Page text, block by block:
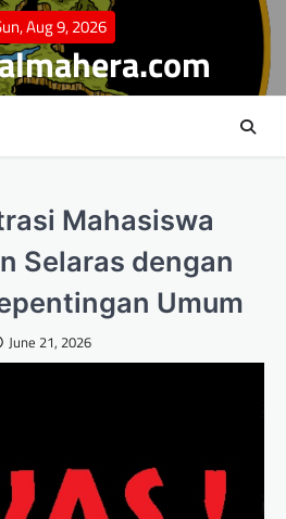
Aug 9, 2026
Mahasiswa
Selaras dengan
Umum
June 21, 2026